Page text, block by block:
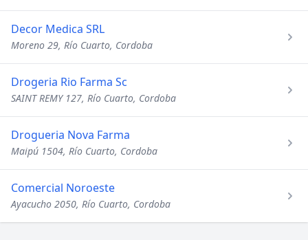
Decor Medica SRL
Moreno 29, Río Cuarto, Cordoba
Drogeria Rio Farma Sc
SAINT REMY 127, Río Cuarto, Cordoba
Drogueria Nova Farma
Maipú 1504, Río Cuarto, Cordoba
Comercial Noroeste
Ayacucho 2050, Río Cuarto, Cordoba